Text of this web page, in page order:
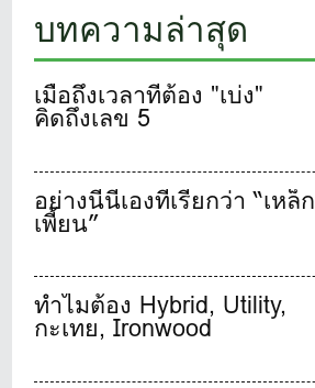
บทความล่าสุด
เมื่อถึงเวลาที่ต้อง "เบ่ง"
คิดถึงเลข 5
อย่างนี้นี่เองที่เรียกว่า “เหล็ก
เพี้ยน”
ทำไมต้อง Hybrid, Utility,
กะเทย, Ironwood